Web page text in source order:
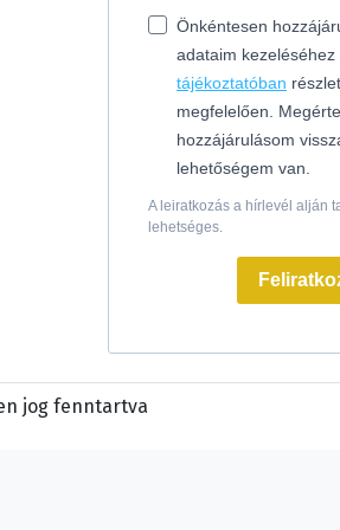
Önkéntesen
adataim kezeléséhez
tájékoztatóban
megfelelően.
hozzájárulásom
lehetőségem van.
A leiratkozás a hírlevél alján
lehetséges.
jog fenntartva